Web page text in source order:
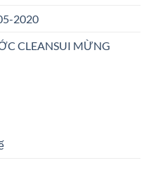
2020
CLEANSUI MỪNG